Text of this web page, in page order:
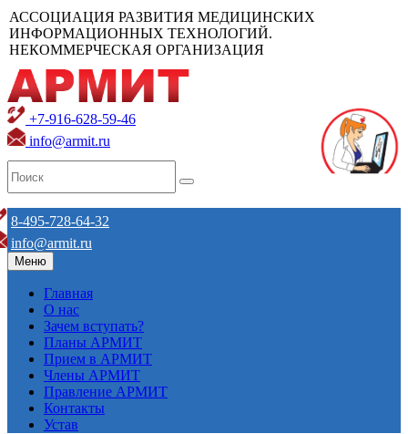
АССОЦИАЦИЯ РАЗВИТИЯ МЕДИЦИНСКИХ
ИНФОРМАЦИОННЫХ ТЕХНОЛОГИЙ.
НЕКОММЕРЧЕСКАЯ ОРГАНИЗАЦИЯ
+7-916-628-59-46
info@armit.ru
8-495-728-64-32
info@armit.ru
Меню
Главная
О нас
Зачем вступать?
Планы АРМИТ
Прием в АРМИТ
Члены АРМИТ
Правление АРМИТ
Контакты
Устав